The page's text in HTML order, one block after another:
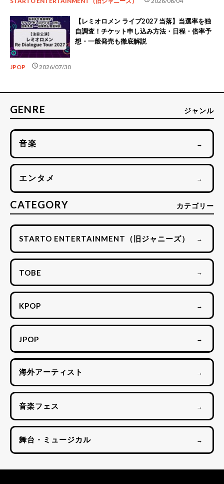
【レミオロメン ライブ2027 当落】当選率を独
自調査！チケット申し込み方法・日程・倍率予
想・一般発売も徹底解説
JPOP schedule2026/07/30
GENRE ジャンル
音楽 →
エンタメ →
CATEGORY カテゴリー
STARTO ENTERTAINMENT（旧ジャニーズ） →
TOBE →
KPOP →
JPOP →
海外アーティスト →
音楽フェス →
舞台・ミュージカル →